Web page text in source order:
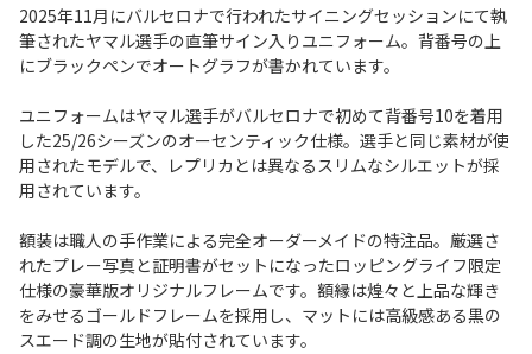
2025年11月にバルセロナで行われたサイニングセッションにて執
筆されたヤマル選手の直筆サイン入りユニフォーム。背番号の上
にブラックペンでオートグラフが書かれています。
ユニフォームはヤマル選手がバルセロナで初めて背番号10を着用
した25/26シーズンのオーセンティック仕様。選手と同じ素材が使
用されたモデルで、レプリカとは異なるスリムなシルエットが採
用されています。
額装は職人の手作業による完全オーダーメイドの特注品。厳選さ
れたプレー写真と証明書がセットになったロッピングライフ限定
仕様の豪華版オリジナルフレームです。額縁は煌々と上品な輝き
をみせるゴールドフレームを採用し、マットには高級感ある黒の
スエード調の生地が貼付されています。